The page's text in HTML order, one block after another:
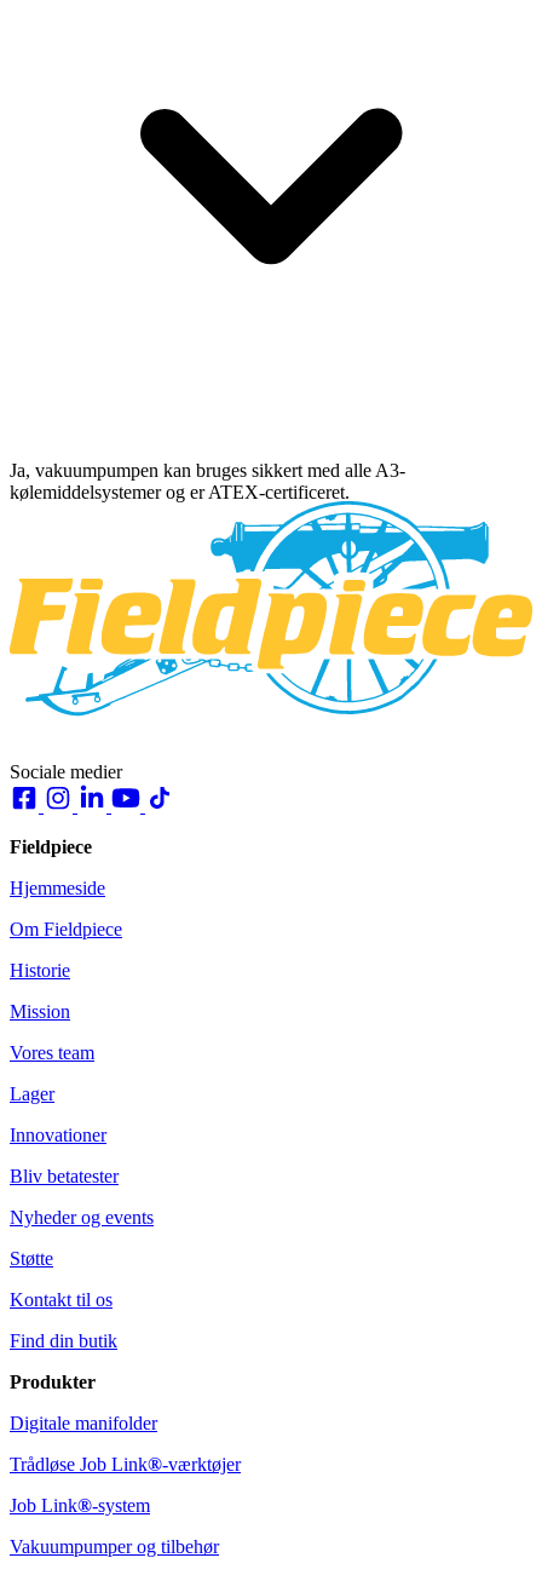
Ja, vakuumpumpen kan bruges sikkert med alle A3-
kølemiddelsystemer og er ATEX-certificeret.
Sociale medier
Fieldpiece
Hjemmeside
Om Fieldpiece
Historie
Mission
Vores team
Lager
Innovationer
Bliv betatester
Nyheder og events
Støtte
Kontakt til os
Find din butik
Produkter
Digitale manifolder
Trådløse Job Link®-værktøjer
Job Link®-system
Vakuumpumper og tilbehør